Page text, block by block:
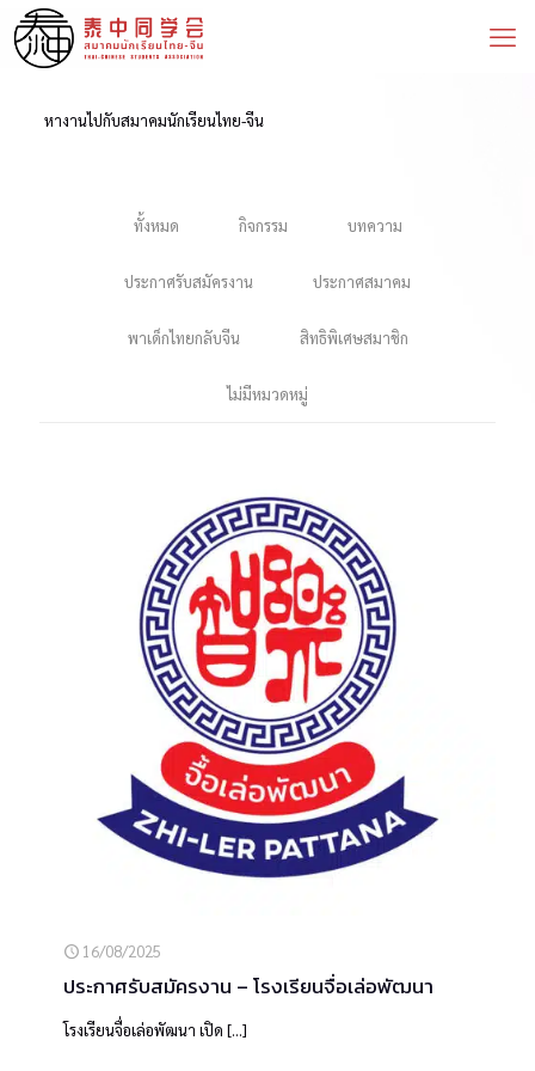
หางานไปกับสมาคมนักเรียนไทย-จีน
ทั้งหมด กิจกรรม บทความ
ประกาศรับสมัครงาน ประกาศสมาคม
พาเด็กไทยกลับจีน สิทธิพิเศษสมาชิก
ไม่มีหมวดหมู่
16/08/2025
ประกาศรับสมัครงาน – โรงเรียนจื่อเล่อพัฒนา
โรงเรียนจื่อเล่อพัฒนา เปิด […]